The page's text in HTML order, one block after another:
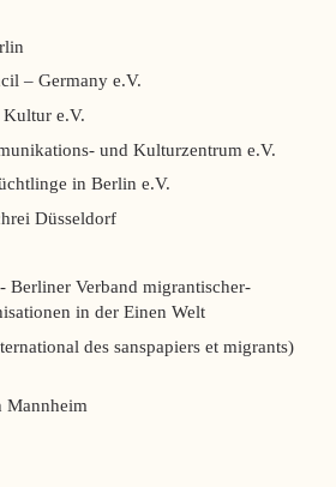
– Germany e.V.
e.V.
und Kulturzentrum e.V.
in Berlin e.V.
Düsseldorf
Berliner Verband migrantischer-
in der Einen Welt
des sanspapiers et migrants)
Mannheim